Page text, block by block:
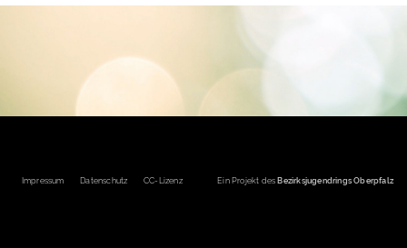
Impressum Datenschutz CC-Lizenz Ein Projekt des Bezirksjugendrings Oberpfalz